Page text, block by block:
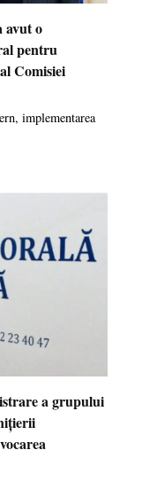
avut o
pentru
Comisiei
implementarea
a grupului